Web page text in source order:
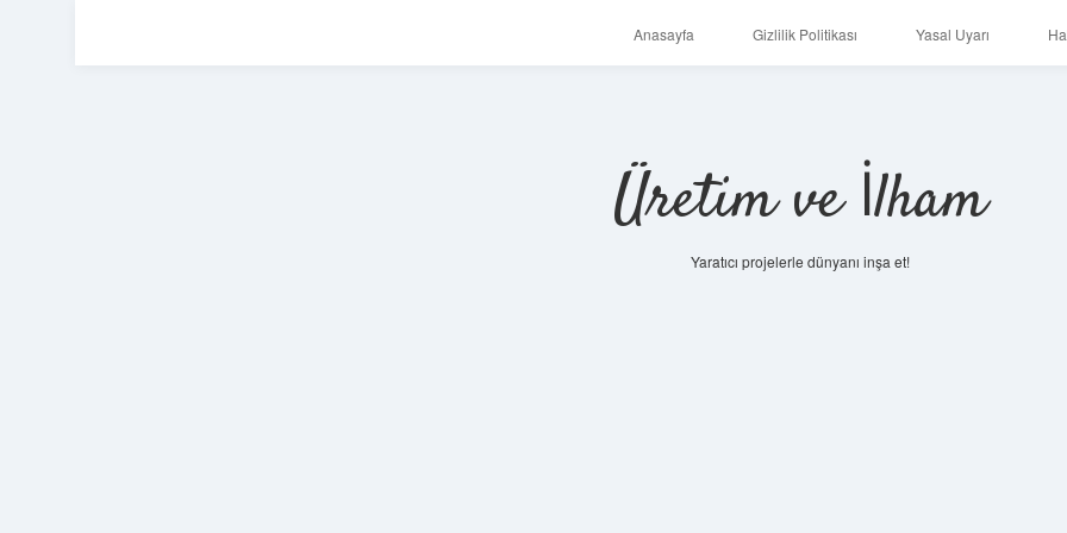
Anasayfa Gizlilik Politikası Yasal Uyarı
Üretim ve İlham
Yaratıcı projelerle dünyanı inşa et!